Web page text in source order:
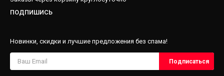
ПОДПИШИСЬ
Новинки, скидки и лучшие предложения без спама!